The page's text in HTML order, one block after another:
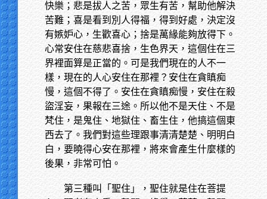
快樂；悲是拔人之苦，眾生有苦，幫助他解決
苦難；喜是看到別人得福，得到好處，決定沒
有嫉妒心，生歡喜心；捨是萬緣能夠放得下。
心常安住在慈悲喜捨，生色界天，這個住在三
界裡面算是正當的。可是我們現在的人不一
樣，現在的人心安住在那裡？安住在貪瞋痴
慢，這個不得了。安住在貪瞋痴慢，安住在殺
盜淫妄，果報在三途。所以他不是天住、不是
梵住，是鬼住、地獄住、畜生住，他搞這個東
西去了。我們對這些理跟事清清楚楚、明明白
白，要曉得心安在那裡，將來會產生什麼樣的
後果，非常可怕。
第三種叫「聖住」，聖住就是住在菩提